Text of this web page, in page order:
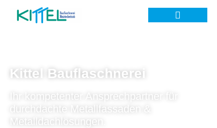
Kittel Bauflaschnerei
Ihr kompetenter Ansprechpartner für
durchdachte Metallfassaden &
Metalldachlösungen.